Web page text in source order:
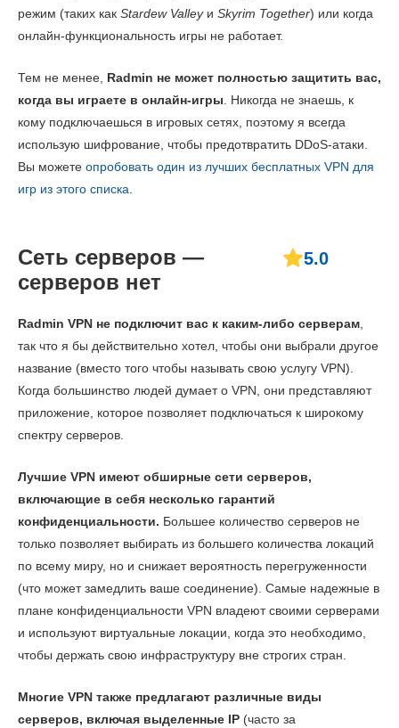
режим (таких как Stardew Valleyи Skyrim Together) или когда
онлайн-функциональность игры не работает.
Тем не менее, Radmin не может полностью защитить вас,
когда вы играете в онлайн-игры. Никогда не знаешь, к
кому подключаешься в игровых сетях, поэтому я всегда
использую шифрование, чтобы предотвратить DDoS-атаки.
Вы можете опробовать один из лучших бесплатных VPN для
игр из этого списка.
Сеть серверов —
серверов нет
5.0
Radmin VPN не подключит вас к каким-либо серверам,
так что я бы действительно хотел, чтобы они выбрали другое
название (вместо того чтобы называть свою услугу VPN).
Когда большинство людей думает о VPN, они представляют
приложение, которое позволяет подключаться к широкому
спектру серверов.
Лучшие VPN имеют обширные сети серверов,
включающие в себя несколько гарантий
конфиденциальности. Большее количество серверов не
только позволяет выбирать из большего количества локаций
по всему миру, но и снижает вероятность перегруженности
(что может замедлить ваше соединение). Самые надежные в
плане конфиденциальности VPN владеют своими серверами
и используют виртуальные локации, когда это необходимо,
чтобы держать свою инфраструктуру вне строгих стран.
Многие VPN также предлагают различные виды
серверов, включая выделенные IP (часто за